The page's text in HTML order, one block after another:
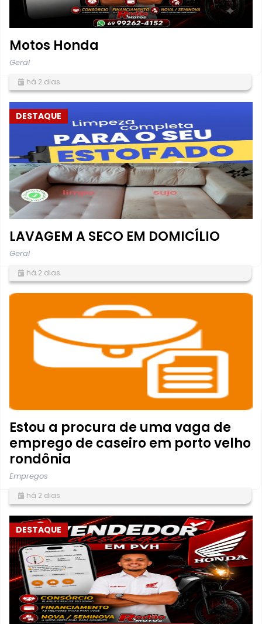
Motos Honda
Geral
há 2 dias
DESTAQUE
LAVAGEM A SECO EM DOMICÍLIO
Geral
há 2 dias
Estou a procura de uma vaga de
emprego de caseiro em porto velho
rondônia
Empregos
há 2 dias
DESTAQUE